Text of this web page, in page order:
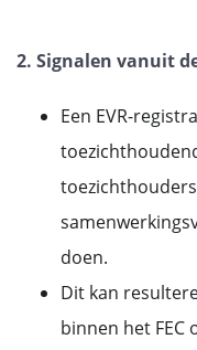
2. Signalen vanuit
Een EVR-
doen.
Dit kan
binnen het FEC